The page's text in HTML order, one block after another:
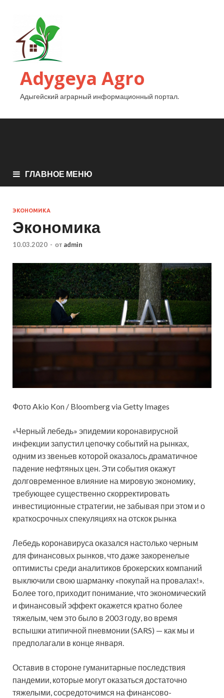
Adygeya Agro
Адыгейский аграрный информационный портал.
ГЛАВНОЕ МЕНЮ
ЭКОНОМИКА
Экономика
10.03.2020 - от admin
Фото Akio Kon / Bloomberg via Getty Images
«Черный лебедь» эпидемии коронавирусной
инфекции запустил цепочку событий на рынках,
одним из звеньев которой оказалось драматичное
падение нефтяных цен. Эти события окажут
долговременное влияние на мировую экономику,
требующеесущественно скорректировать
инвестиционные стратегии, не забывая при этом и о
краткосрочных спекуляциях на отскок рынка
Лебедь коронавируса оказался настолько черным
для финансовых рынков, что даже закоренелые
оптимисты среди аналитиков брокерских компаний
выключили свою шарманку «покупай на провалах!».
Более того, приходит понимание, что экономический
и финансовый эффект окажется кратно более
тяжелым, чем это было в 2003 году, во время
вспышки атипичной пневмонии (SARS) — как мы и
предполагали в конце января.
Оставив в стороне гуманитарные последствия
пандемии, которые могут оказаться достаточно
тяжелыми, сосредоточимся на финансово-